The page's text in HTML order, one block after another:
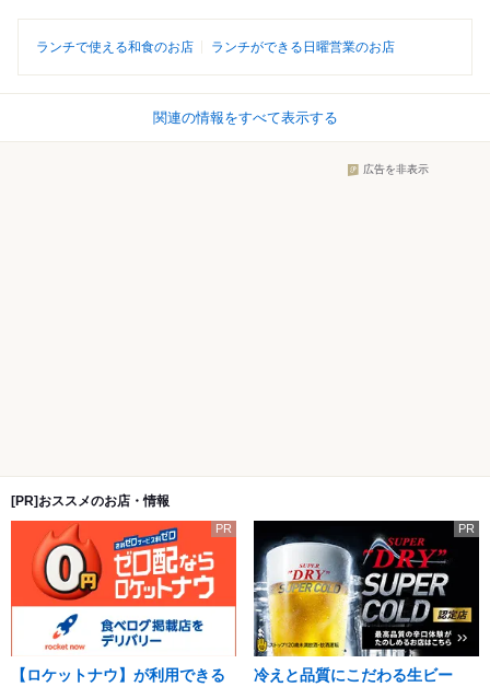
ランチで使える和食のお店 ランチができる日曜営業のお店
関連の情報をすべて表示する
広告を非表示
[PR]おススメのお店・情報
PR
【ロケットナウ】が利用できる
PR
冷えと品質にこだわる生ビー